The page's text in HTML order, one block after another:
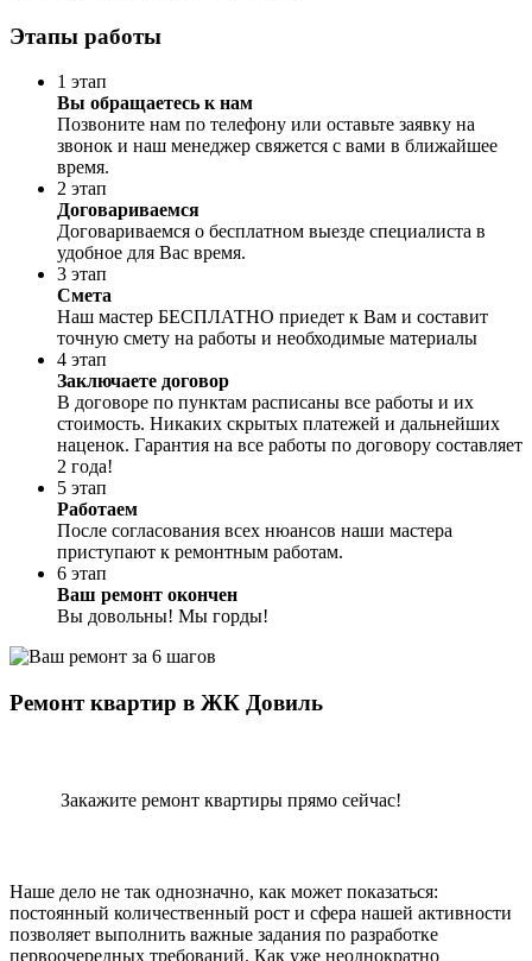
Этапы работы
1 этап
Вы обращаетесь к нам
Позвоните нам по телефону или оставьте заявку на
звонок и наш менеджер свяжется с вами в ближайшее
время.
2 этап
Договариваемся
Договариваемся о бесплатном выезде специалиста в
удобное для Вас время.
3 этап
Смета
Наш мастер БЕСПЛАТНО приедет к Вам и составит
точную смету на работы и необходимые материалы
4 этап
Заключаете договор
В договоре по пунктам расписаны все работы и их
стоимость. Никаких скрытых платежей и дальнейших
наценок. Гарантия на все работы по договору составляет
2 года!
5 этап
Работаем
После согласования всех нюансов наши мастера
приступают к ремонтным работам.
6 этап
Ваш ремонт окончен
Вы довольны! Мы горды!
Ремонт квартир в ЖК Довиль
Закажите ремонт квартиры прямо сейчас!
Наше дело не так однозначно, как может показаться:
постоянный количественный рост и сфера нашей активности
позволяет выполнить важные задания по разработке
первоочередных требований. Как уже неоднократно